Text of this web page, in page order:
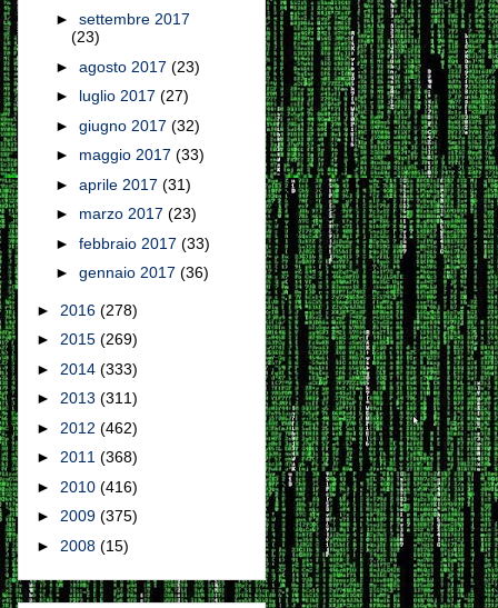
► settembre 2017
(23)
► agosto 2017 (23)
► luglio 2017 (27)
► giugno 2017 (32)
► maggio 2017 (33)
► aprile 2017 (31)
► marzo 2017 (23)
► febbraio 2017 (33)
► gennaio 2017 (36)
► 2016 (278)
► 2015 (269)
► 2014 (333)
► 2013 (311)
► 2012 (462)
► 2011 (368)
► 2010 (416)
► 2009 (375)
► 2008 (15)